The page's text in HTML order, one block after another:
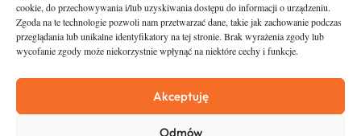
cookie, do przechowywania i/lub uzyskiwania dostępu do informacji o urządzeniu.
Zgoda na te technologie pozwoli nam przetwarzać dane, takie jak zachowanie podczas
przeglądania lub unikalne identyfikatory na tej stronie. Brak wyrażenia zgody lub
wycofanie zgody może niekorzystnie wpłynąć na niektóre cechy i funkcje.
Akceptuję
Odmów
Asfalt
O nas
Zostań Patronem